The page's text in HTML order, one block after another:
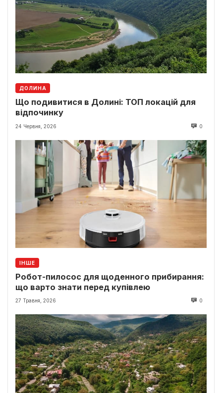
ДОЛИНА
Що подивитися в Долині: ТОП локацій для
відпочинку
24 Червня, 2026 0
ІНШЕ
Робот-пилосос для щоденного прибирання:
що варто знати перед купівлею
27 Травня, 2026 0